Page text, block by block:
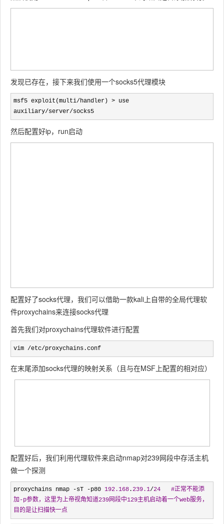
发现已存在，接下来我们使用一个socks5代理模块
msf5 exploit(multi/handler) > use
auxiliary/server/socks5
然后配置好ip，run启动
配置好了socks代理，我们可以借助一款kali上自带的全局代理软
件proxychains来连接socks代理
首先我们对proxychains代理软件进行配置
vim /etc/proxychains.conf
在末尾添加socks代理的映射关系（且与在MSF上配置的相对应）
配置好后，我们利用代理软件来启动nmap对239网段中存活主机
做一个探测
proxychains nmap -sT -p80 192.168 .239.1/24   #正常不能添
加-p参数，这里为上帝视角知道239网段中129主机启动着一个web服务，
目的是让扫描快一点